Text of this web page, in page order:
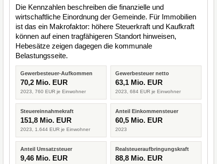
Die Kennzahlen beschreiben die finanzielle und
wirtschaftliche Einordnung der Gemeinde. Für Immobilien
ist das ein Makrofaktor: höhere Steuerkraft und Kaufkraft
können auf einen tragfähigeren Standort hinweisen,
Hebesätze zeigen dagegen die kommunale
Belastungsseite.
Gewerbesteuer-Aufkommen
70,2 Mio. EUR
2023, 760 EUR je Einwohner
Gewerbesteuer netto
63,1 Mio. EUR
2023, 684 EUR je Einwohner
Steuereinnahmekraft
151,8 Mio. EUR
2023, 1.644 EUR je Einwohner
Anteil Einkommensteuer
60,5 Mio. EUR
2023
Anteil Umsatzsteuer
9,46 Mio. EUR
Realsteueraufbringungskraft
88,8 Mio. EUR